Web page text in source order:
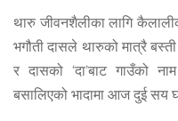
थारु जीवनशैलीका लागि
भगौती दासले थारुको मात्रै
र दासको ‘दा’बाट गाउँको
बसालिएको भादामा आज दुई सय